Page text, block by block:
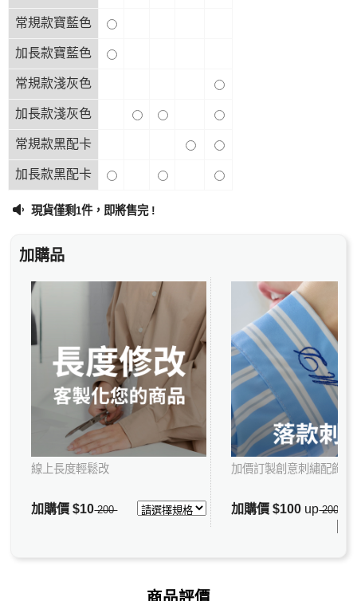
常規款寶藍色
加長款寶藍色
常規款淺灰色
加長款淺灰色
常規款黑配卡
加長款黑配卡
現貨僅剩1件，即將售完 !
加購品
線上長度輕鬆改
加購價$10200
加價訂製創意刺繡配飾
加購價$100 up200
商品評價